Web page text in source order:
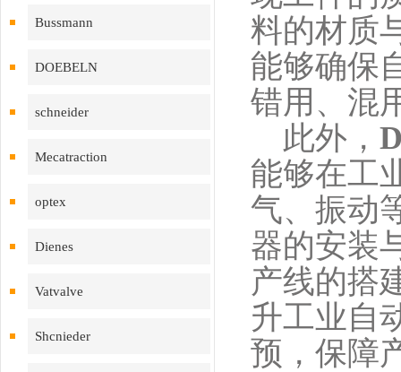
Bussmann
DOEBELN
schneider
Mecatraction
optex
Dienes
Vatvalve
Shcnieder
料的材质
能够确保
错用、混
此外，
能够在工
气、振动
器的安装
产线的搭
升工业自
预，保障